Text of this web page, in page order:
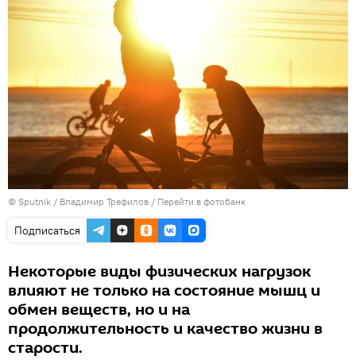
© Sputnik / Владимир Трефилов / Перейти в фотобанк
Подписаться
Некоторые виды физических нагрузок
влияют не только на состояние мышц и
обмен веществ, но и на
продолжительность и качество жизни в
старости.